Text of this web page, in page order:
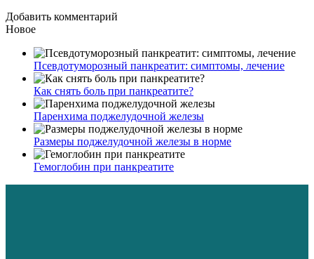
Добавить комментарий
Новое
Псевдотуморозный панкреатит: симптомы, лечение
Как снять боль при панкреатите?
Паренхима поджелудочной железы
Размеры поджелудочной железы в норме
Гемоглобин при панкреатите